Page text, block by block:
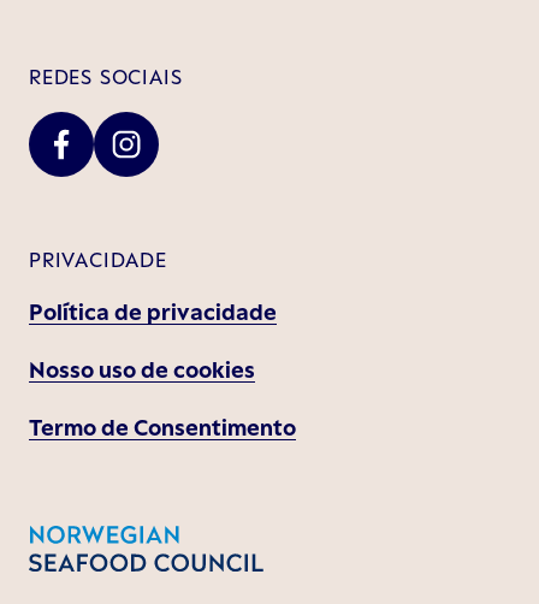
REDES SOCIAIS
PRIVACIDADE
Política de privacidade
Nosso uso de cookies
Termo de Consentimento